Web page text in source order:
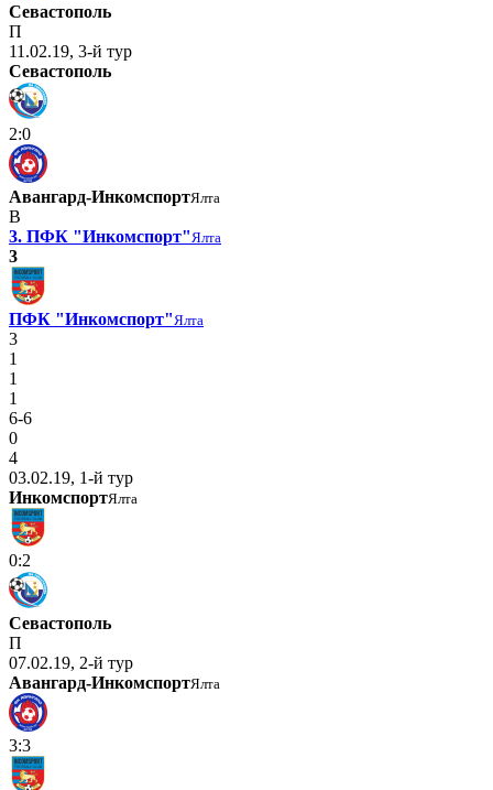
Севастополь
П
11.02.19, 3-й тур
Севастополь
2:0
Авангард-ИнкомспортЯлта
В
3. ПФК "Инкомспорт" Ялта
3
ПФК "Инкомспорт" Ялта
3
1
1
1
6-6
0
4
03.02.19, 1-й тур
ИнкомспортЯлта
0:2
Севастополь
П
07.02.19, 2-й тур
Авангард-ИнкомспортЯлта
3:3